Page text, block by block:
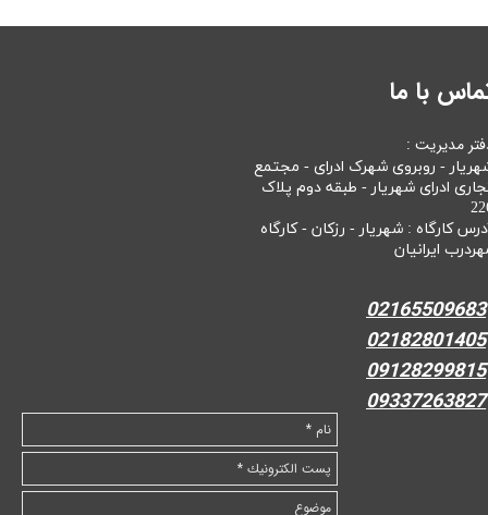
با ما
مدیریت :
- روبروی شهرک ادرای - مجتمع
ادرای شهریار - طبقه دوم پلاک
کارگاه : شهریار - رزکان - کارگاه
ایرانیان
02165509683
02182801405
09128299815
09337263827